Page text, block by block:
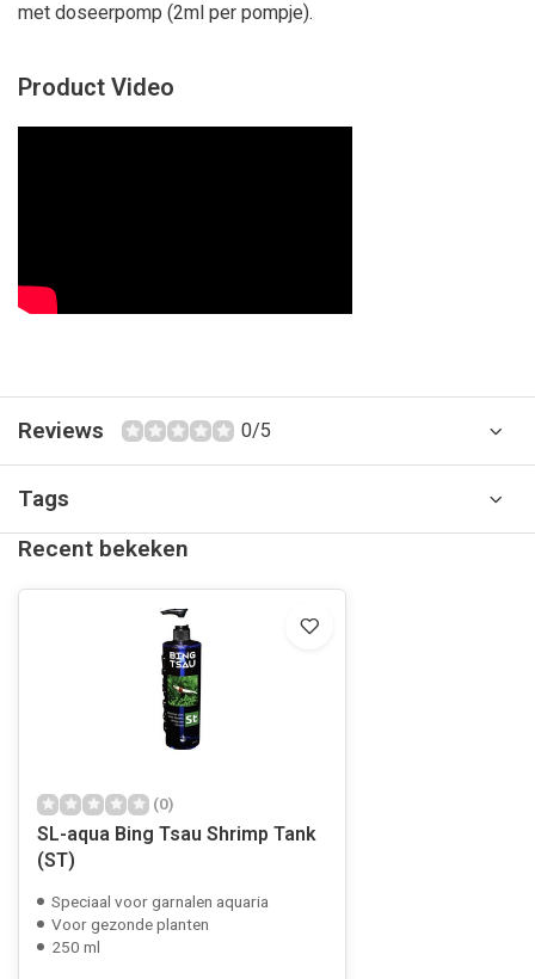
met doseerpomp (2ml per pompje).
Product Video
Reviews 0/5
Tags
Recent bekeken
(0)
SL-aqua Bing Tsau Shrimp Tank
(ST)
Speciaal voor garnalen aquaria
Voor gezonde planten
250 ml